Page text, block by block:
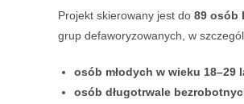
Projekt skierowany jest do 89 osób
grup defaworyzowanych, w
osób młodych w wieku 18–29
osób długotrwale